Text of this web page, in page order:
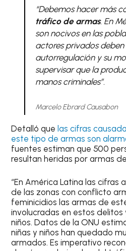
“Debemos hacer más
tráfico de armas. En
son nocivos en las
actores privados
autorregulación y su
supervisar que la
manos criminales”.
Marcelo Ebrard Causabon
Detalló que las cifras
este tipo de armas son
fuentes estiman que 500
resultan heridas por armas
“En América Latina las cifras
de las zonas con conflicto
feminicidios las armas de
involucradas en estos
niños. Datos de la ONU
niñas y niños han quedado
armados. Es imperativo